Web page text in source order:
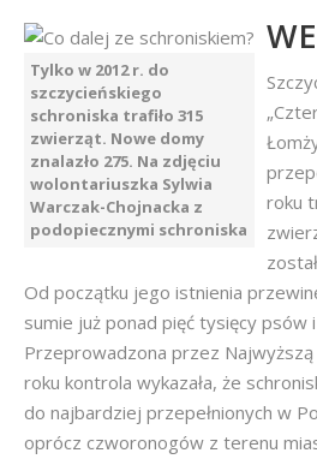
Tylko w 2012 r. do
szczycieńskiego
schroniska trafiło 315
zwierząt. Nowe domy
znalazło 275. Na zdjęciu
wolontariuszka Sylwia
Warczak-Chojnacka z
podopiecznymi schroniska
roku
Od początku jego istnienia
sumie już ponad pięć tysięcy psów
Przeprowadzona przez
roku kontrola wykazała, że
do najbardziej przepełnionych w
oprócz czworonogów z terenu